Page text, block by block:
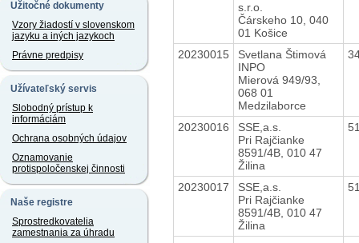
Užitočné dokumenty
Vzory žiadostí v slovenskom
jazyku a iných jazykoch
Právne predpisy
Užívateľský servis
Slobodný prístup k
informáciám
Ochrana osobných údajov
Oznamovanie
protispoločenskej činnosti
Naše registre
Sprostredkovatelia
zamestnania za úhradu
s.r.o.
Čárskeho 10, 040
01 Košice
20230015
Svetlana Štimová
INPO
Mierová 949/93,
068 01
Medzilaborce
20230016
SSE,a.s.
Pri Rajčianke
8591/4B, 010 47
Žilina
20230017
SSE,a.s.
Pri Rajčianke
8591/4B, 010 47
Žilina